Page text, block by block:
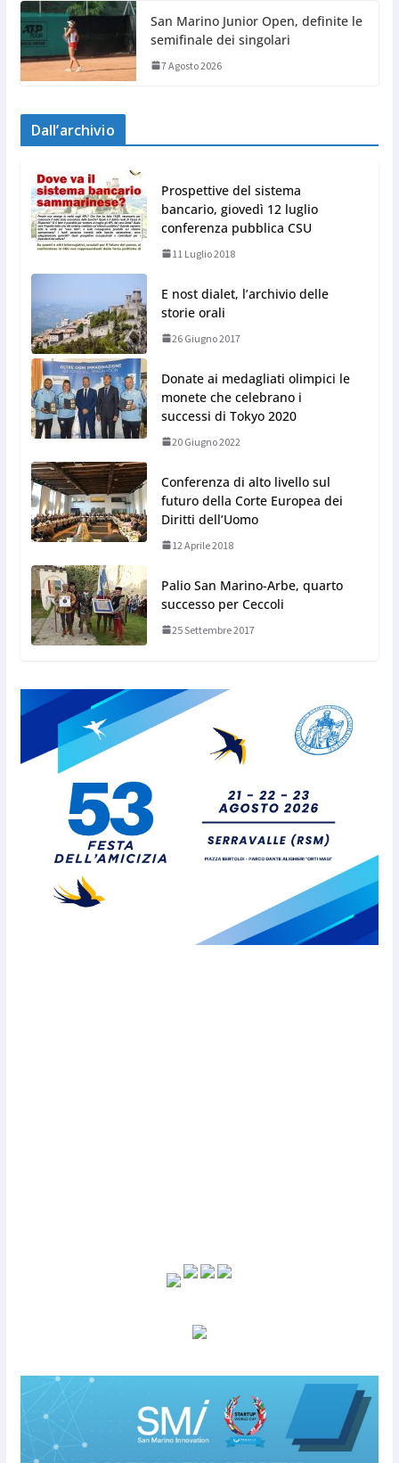
San Marino Junior Open, definite le
semifinale dei singolari
7 Agosto 2026
Dall’archivio
Prospettive del sistema
bancario, giovedì 12 luglio
conferenza pubblica CSU
11 Luglio 2018
E nost dialet, l’archivio delle
storie orali
26 Giugno 2017
Donate ai medagliati olimpici le
monete che celebrano i
successi di Tokyo 2020
20 Giugno 2022
Conferenza di alto livello sul
futuro della Corte Europea dei
Diritti dell’Uomo
12 Aprile 2018
Palio San Marino-Arbe, quarto
successo per Ceccoli
25 Settembre 2017